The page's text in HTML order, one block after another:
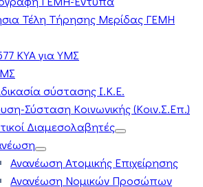
Τέλη Τήρησης Μερίδας ΓΕΜΗ
ΚΥΑ για ΥΜΣ
σύστασης Ι.Κ.Ε.
Σύσταση Κοινωνικής (Κοιν.Σ.Επ.)
Διαμεσολαβητές
Ανανέωση Ατομικής Επιχείρησης
Ανανέωση Νομικών Προσώπων